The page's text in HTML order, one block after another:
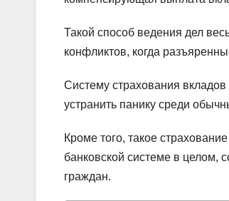
Такой способ ведения дел
конфликтов, когда
Систему страхования
устранить панику среди
Кроме того, такое
банковской системе в целом,
граждан.